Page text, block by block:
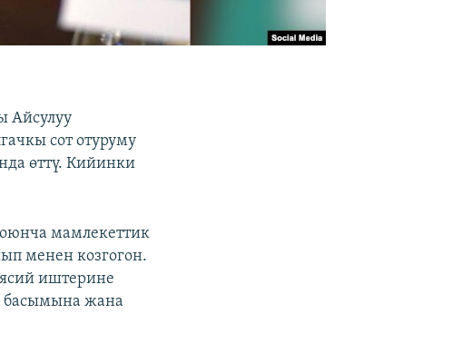
Айсулуу
сот отуруму
өттү. Кийинки
мамлекеттик
менен козгогон.
иштерине
басымына жана